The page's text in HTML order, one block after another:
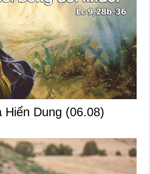
Hiển Dung (06.08)